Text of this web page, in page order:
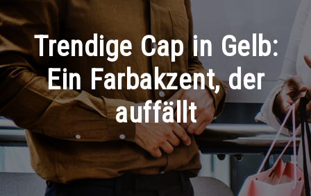
Trendige Cap in Gelb:
Ein Farbakzent, der
auffällt